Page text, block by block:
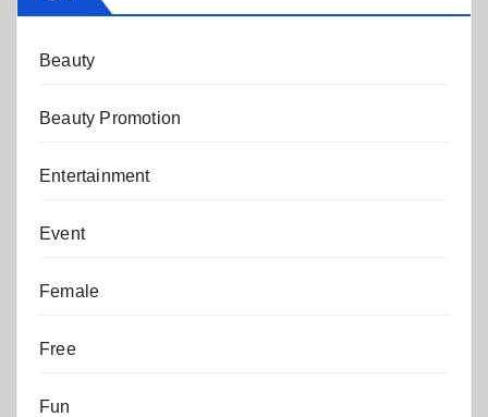
Beauty
Beauty Promotion
Entertainment
Event
Female
Free
Fun